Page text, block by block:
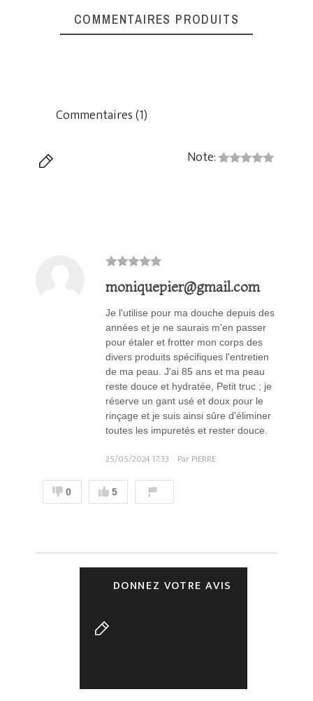
COMMENTAIRES PRODUITS
Commentaires (1)
Note:
moniquepier@gmail.com
Je l'utilise pour ma douche depuis des
années et je ne saurais m'en passer
pour étaler et frotter mon corps des
divers produits spécifiques l'entretien
de ma peau. J'ai 85 ans et ma peau
reste douce et hydratée, Petit truc ; je
réserve un gant usé et doux pour le
rinçage et je suis ainsi sûre d'éliminer
toutes les impuretés et rester douce.
25/05/2024 17:33 Par PIERRE
0 5
DONNEZ VOTRE AVIS